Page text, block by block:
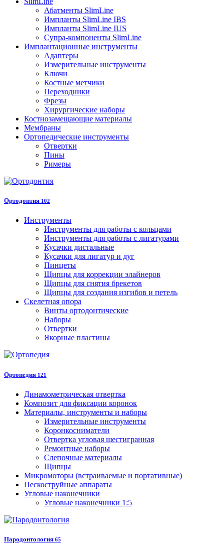
Абатменты SlimLine
Импланты SlimLine IBS
Импланты SlimLine IUS
Супра-компоненты SlimLine
Имплантационные инструменты
Адаптеры
Измерительные инструменты
Ключи
Костные метчики
Переходники
Фрезы
Хирургические наборы
Костнозамещающие материалы
Мембраны
Ортопедические инструменты
Отвертки
Пины
Римеры
Ортодонтия 102
Инструменты
Инструменты для работы с кольцами
Инструменты для работы с лигатурами
Кусачки дистальные
Кусачки для лигатур и дуг
Пинцеты
Щипцы для коррекции элайнеров
Щипцы для снятия брекетов
Щипцы для создания изгибов и петель
Скелетная опора
Винты ортодонтические
Наборы
Отвертки
Якорные пластины
Ортопедия 121
Динамометрическая отвертка
Композит для фиксации коронок
Материалы, инструменты и наборы
Измерительные инструменты
Коронкосниматели
Отвертка угловая шестигранная
Ремонтные наборы
Слепочные материалы
Щипцы
Микромоторы (встраиваемые и портативные)
Пескоструйные аппараты
Угловые наконечники
Угловые наконечники 1:5
Пародонтология 65